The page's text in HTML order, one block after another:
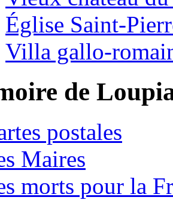
Église Saint-
Villa gallo-
de
postales
Maires
morts pour la